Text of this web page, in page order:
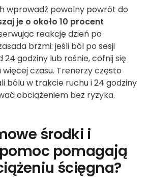
wprowadź powolny powrót do
je o około 10 procent
reakcję dzień po
brzmi: jeśli ból po sesji
godziny lub rośnie, cofnij się
więcej czasu. Trenerzy często
bólu w trakcie ruchu i 24 godziny
obciążeniem bez ryzyka.
środki i
pomagają
ścięgna?